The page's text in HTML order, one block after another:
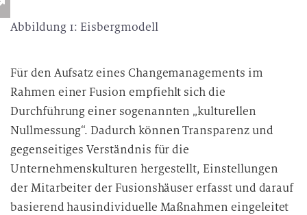
Abbildung 1: Eisbergmodell
Für den Aufsatz eines Changemanagements im
Rahmen einer Fusion empfiehlt sich die
Durchführung einer sogenannten „kulturellen
Nullmessung“. Dadurch können Transparenz und
gegenseitiges Verständnis für die
Unternehmenskulturen hergestellt, Einstellungen
der Mitarbeiter der Fusionshäuser erfasst und darauf
basierend hausindividuelle Maßnahmen eingeleitet